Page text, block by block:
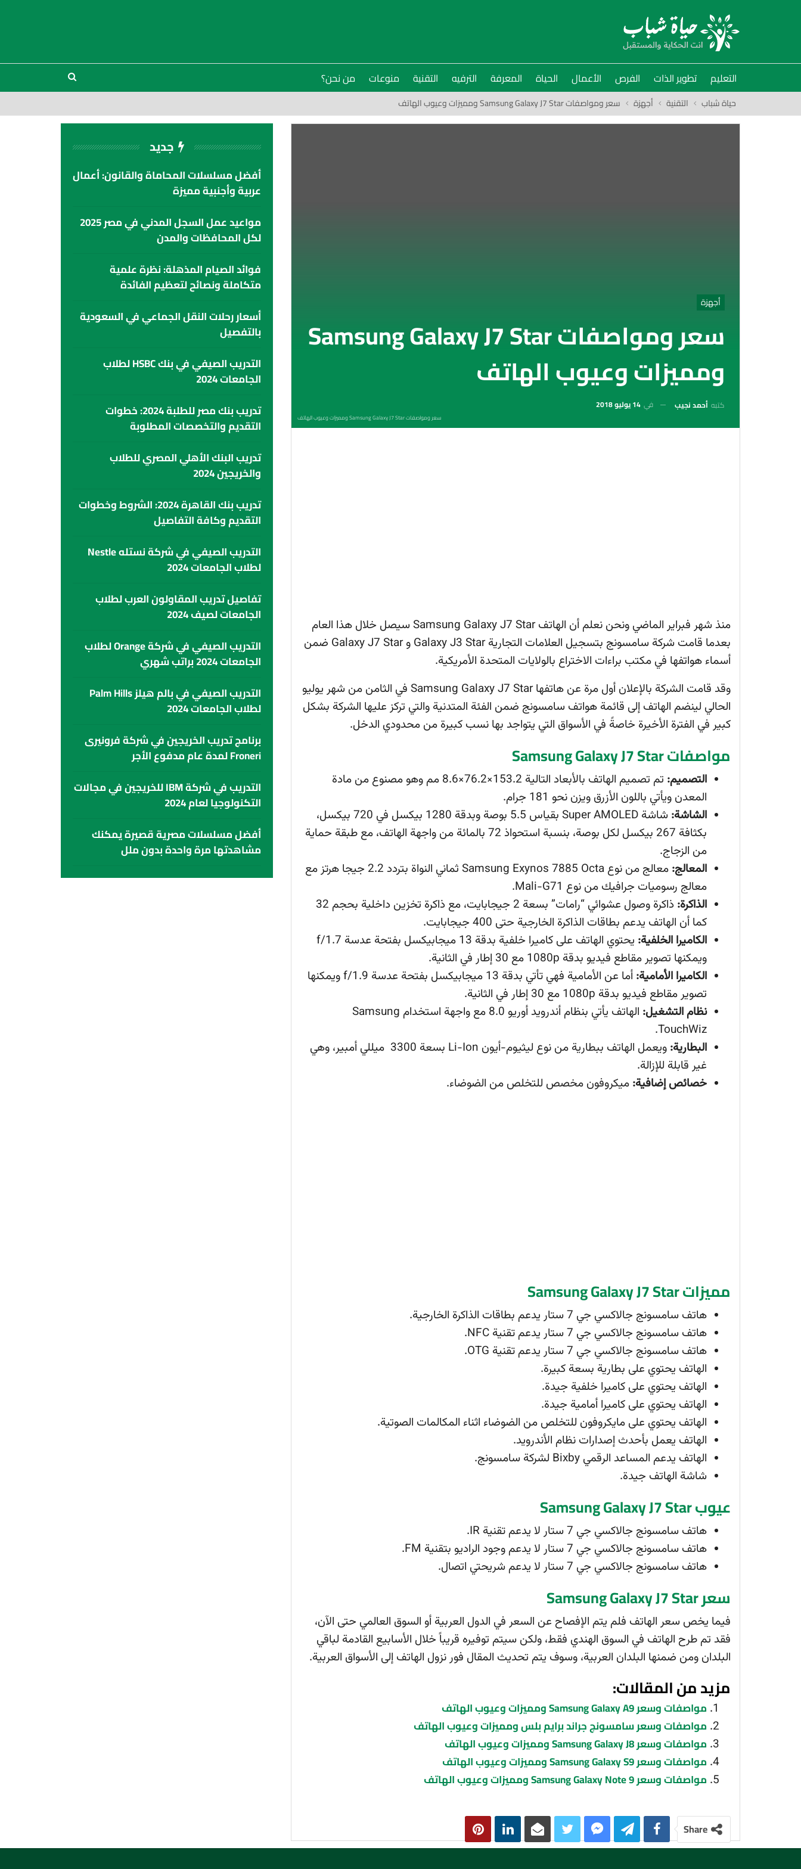
التعليم تطوير الذات الفرص الأعمال الحياة المعرفة الترفيه التقنية منوعات من نحن؟
حياة شباب التقنية أجهزة سعر ومواصفات Samsung Galaxy J7 Star ومميزات وعيوب الهاتف
أجهزة
سعر ومواصفات Samsung Galaxy J7 Star
ومميزات وعيوب الهاتف
كتبه أحمد نجيب في 14 يوليو 2018
سعر ومواصفات Samsung Galaxy J7 Star ومميزات وعيوب الهاتف
منذ شهر فبراير الماضي ونحن نعلم أن الهاتف Samsung Galaxy J7 Star سيصل خلال هذا العام
بعدما قامت شركة سامسونج بتسجيل العلامات التجارية Galaxy J3 Star و Galaxy J7 Star ضمن
أسماء هواتفها في مكتب براءات الاختراع بالولايات المتحدة الأمريكية.
وقد قامت الشركة بالإعلان أول مرة عن هاتفها Samsung Galaxy J7 Star في الثامن من شهر يوليو
الحالي لينضم الهاتف إلى قائمة هواتف سامسونج ضمن الفئة المتدنية والتي تركز عليها الشركة بشكل
كبير في الفترة الأخيرة خاصةً في الأسواق التي يتواجد بها نسب كبيرة من محدودي الدخل.
مواصفات Samsung Galaxy J7 Star
التصميم:
تم تصميم الهاتف بالأبعاد التالية 153.2×76.2×8.6 مم وهو مصنوع من مادة
المعدن ويأتي باللون الأزرق ويزن نحو 181 جرام.
الشاشة:
شاشة Super AMOLED بقياس 5.5 بوصة وبدقة 1280 بيكسل في 720 بيكسل،
بكثافة 267 بيكسل لكل بوصة، بنسبة استحواذ 72 بالمائة من واجهة الهاتف، مع طبقة حماية
من الزجاج.
المعالج:
معالج من نوع Samsung Exynos 7885 Octa ثماني النواة بتردد 2.2 جيجا هرتز مع
معالج رسوميات جرافيك من نوع Mali-G71.
الذاكرة:
ذاكرة وصول عشوائي “رامات” بسعة 2 جيجابايت، مع ذاكرة تخزين داخلية بحجم 32
كما أن الهاتف يدعم بطاقات الذاكرة الخارجية حتى 400 جيجابايت.
الكاميرا الخلفية:
يحتوي الهاتف على كاميرا خلفية بدقة 13 ميجابيكسل بفتحة عدسة f/1.7
ويمكنها تصوير مقاطع فيديو بدقة 1080p مع 30 إطار في الثانية.
الكاميرا الأمامية:
أما عن الأمامية فهي تأتي بدقة 13 ميجابيكسل بفتحة عدسة f/1.9 ويمكنها
تصوير مقاطع فيديو بدقة 1080p مع 30 إطار في الثانية.
نظام التشغيل:
الهاتف يأتي بنظام أندرويد أوريو 8.0 مع واجهة استخدام Samsung
TouchWiz.
البطارية:
ويعمل الهاتف ببطارية من نوع ليثيوم-أيون Li-Ion بسعة 3300 ميللي أمبير، وهي
غير قابلة للإزالة.
خصائص إضافية: ميكروفون مخصص للتخلص من الضوضاء.
مميزات Samsung Galaxy J7 Star
هاتف سامسونج جالاكسي جي 7 ستار يدعم بطاقات الذاكرة الخارجية.
هاتف سامسونج جالاكسي جي 7 ستار يدعم تقنية NFC.
هاتف سامسونج جالاكسي جي 7 ستار يدعم تقنية OTG.
الهاتف يحتوي على بطارية بسعة كبيرة.
الهاتف يحتوي على كاميرا خلفية جيدة.
الهاتف يحتوي على كاميرا أمامية جيدة.
الهاتف يحتوي على مايكروفون للتخلص من الضوضاء اثناء المكالمات الصوتية.
الهاتف يعمل بأحدث إصدارات نظام الأندرويد.
الهاتف يدعم المساعد الرقمي Bixby لشركة سامسونج.
شاشة الهاتف جيدة.
عيوب Samsung Galaxy J7 Star
هاتف سامسونج جالاكسي جي 7 ستار لا يدعم تقنية IR.
هاتف سامسونج جالاكسي جي 7 ستار لا يدعم وجود الراديو بتقنية FM.
هاتف سامسونج جالاكسي جي 7 ستار لا يدعم شريحتي اتصال.
سعر Samsung Galaxy J7 Star
فيما يخص سعر الهاتف فلم يتم الإفصاح عن السعر في الدول العربية أو السوق العالمي حتى الآن،
فقد تم طرح الهاتف في السوق الهندي فقط، ولكن سيتم توفيره قريباً خلال الأسابيع القادمة لباقي
البلدان ومن ضمنها البلدان العربية، وسوف يتم تحديث المقال فور نزول الهاتف إلى الأسواق العربية.
مزيد من المقالات:
مواصفات وسعر Samsung Galaxy A9 ومميزات وعيوب الهاتف
مواصفات وسعر سامسونج جراند برايم بلس ومميزات وعيوب الهاتف
مواصفات وسعر Samsung Galaxy J8 ومميزات وعيوب الهاتف
مواصفات وسعر Samsung Galaxy S9 ومميزات وعيوب الهاتف
مواصفات وسعر Samsung Galaxy Note 9 ومميزات وعيوب الهاتف
Share
جديد
أفضل مسلسلات المحاماة والقانون: أعمال
عربية وأجنبية مميزة
مواعيد عمل السجل المدني في مصر 2025
لكل المحافظات والمدن
فوائد الصيام المذهلة: نظرة علمية
متكاملة ونصائح لتعظيم الفائدة
أسعار رحلات النقل الجماعي في السعودية
بالتفصيل
التدريب الصيفي في بنك HSBC لطلاب
الجامعات 2024
تدريب بنك مصر للطلبة 2024: خطوات
التقديم والتخصصات المطلوبة
تدريب البنك الأهلي المصري للطلاب
والخريجين 2024
تدريب بنك القاهرة 2024: الشروط وخطوات
التقديم وكافة التفاصيل
التدريب الصيفي في شركة نستله Nestle
لطلاب الجامعات 2024
تفاصيل تدريب المقاولون العرب لطلاب
الجامعات لصيف 2024
التدريب الصيفي في شركة Orange لطلاب
الجامعات 2024 براتب شهري
التدريب الصيفي في بالم هيلز Palm Hills
لطلاب الجامعات 2024
برنامج تدريب الخريجين في شركة فرونيرى
Froneri لمدة عام مدفوع الأجر
التدريب في شركة IBM للخريجين في مجالات
التكنولوجيا لعام 2024
أفضل مسلسلات مصرية قصيرة يمكنك
مشاهدتها مرة واحدة بدون ملل